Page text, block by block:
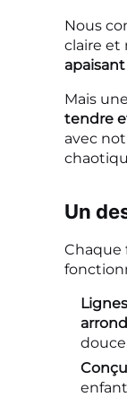
Nous
claire et
apaisant
Mais
tendre
avec
Un
Chaque